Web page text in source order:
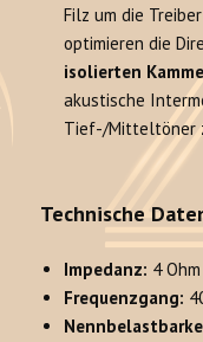
Filz um die
optimieren die
isolierten
akustische
Tief-/Mitteltöner
Technische
Impedanz: 4
Frequenzgang: